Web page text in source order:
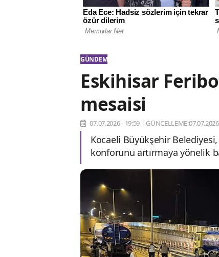
GÜNDEM
Eskihisar
mesaisi
07.07.2026 - 19:59 |
Kocaeli Büyükşehir
konforunu artırmaya yönelik